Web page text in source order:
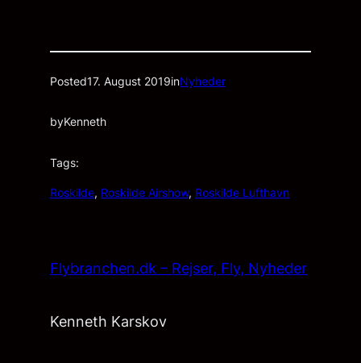
Posted17. August 2019inNyheder
byKenneth
Tags:
Roskilde, Roskilde Airshow, Roskilde Lufthavn
Flybranchen.dk – Rejser, Fly, Nyheder
Kenneth Karskov